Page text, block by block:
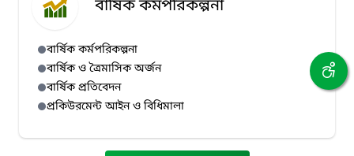
বার্ষিক কর্মপরিকল্পনা
বার্ষিক কর্মপরিকল্পনা
বার্ষিক ও ত্রৈমাসিক অর্জন
বার্ষিক প্রতিবেদন
প্রকিউরমেন্ট আইন ও বিধিমালা